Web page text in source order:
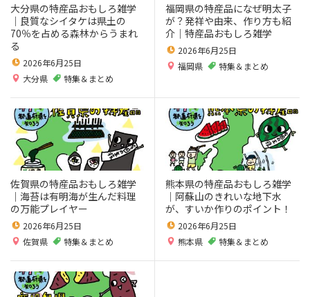
大分県の特産品おもしろ雑学
｜良質なシイタケは県土の
70％を占める森林からうまれ
る
2026年6月25日
大分県
特集＆まとめ
福岡県の特産品になぜ明太子
が？発祥や由来、作り方も紹
介｜特産品おもしろ雑学
2026年6月25日
福岡県
特集＆まとめ
佐賀県の特産品おもしろ雑学
｜海苔は有明海が生んだ料理
の万能プレイヤー
2026年6月25日
佐賀県
特集＆まとめ
熊本県の特産品おもしろ雑学
｜阿蘇山のきれいな地下水
が、すいか作りのポイント！
2026年6月25日
熊本県
特集＆まとめ